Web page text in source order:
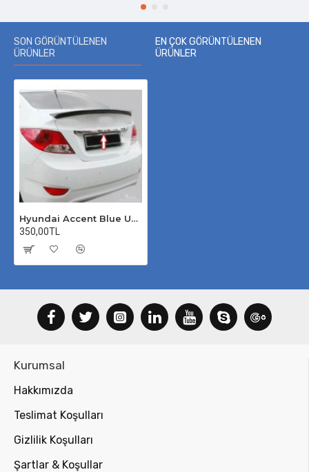
SON GÖRÜNTÜLENEN
ÜRÜNLER
EN ÇOK GÖRÜNTÜLENEN
ÜRÜNLER
Hyundai Accent Blue Uyumlu Bagaj Çıtası Krom 2011 Üzeri
350,00TL
Kurumsal
Hakkımızda
Teslimat Koşulları
Gizlilik Koşulları
Şartlar & Koşullar